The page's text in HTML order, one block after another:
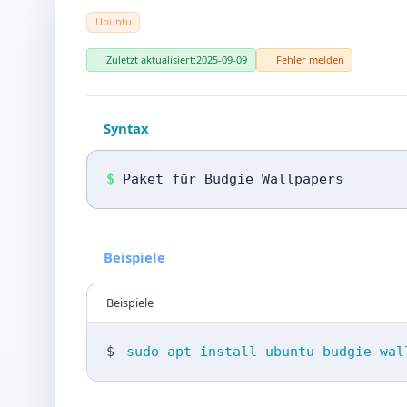
Ubuntu
Zuletzt aktualisiert:2025-09-09 Fehler melden
Syntax
$ Paket für Budgie Wallpapers
Beispiele
Beispiele
$ sudo apt install ubuntu-budgie-